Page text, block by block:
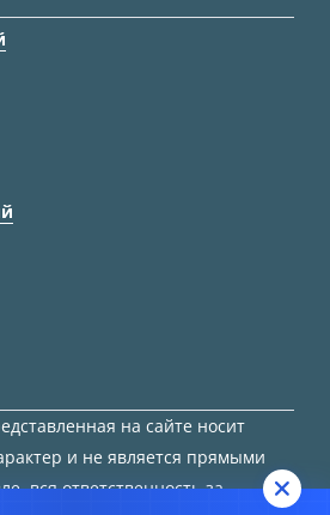
на сайте носит
и не является прямыми
вся ответственность за